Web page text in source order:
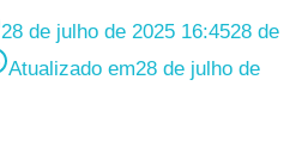
28 de julho de 2025 16:4528 de
Atualizado em28 de julho de